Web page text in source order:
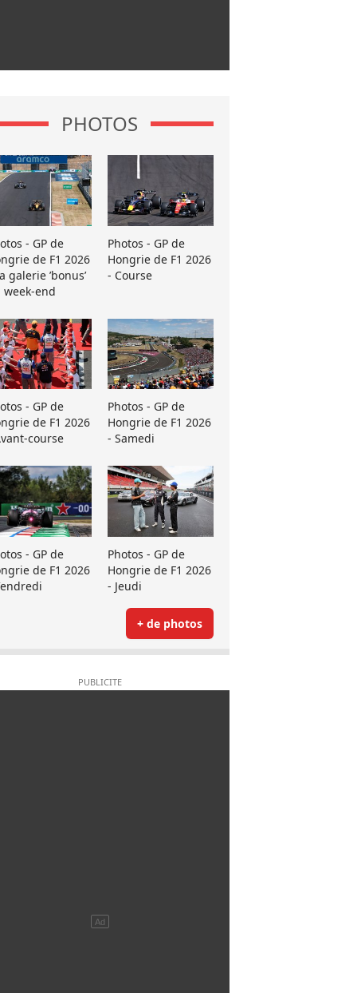
PHOTOS
- GP de
de F1 2026
galerie ’bonus’
week-end
Photos - GP de
Hongrie de F1 2026
- Course
- GP de
de F1 2026
course
Photos - GP de
Hongrie de F1 2026
- Samedi
- GP de
de F1 2026
Photos - GP de
Hongrie de F1 2026
- Jeudi
+ de photos